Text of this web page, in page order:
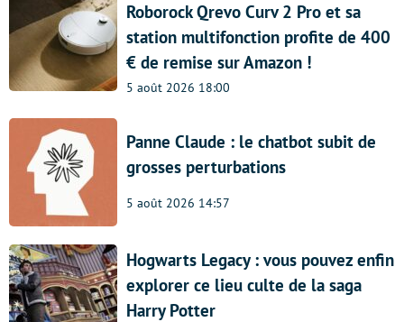
Roborock Qrevo Curv 2 Pro et sa
station multifonction profite de 400
€ de remise sur Amazon !
5 août 2026 18:00
Panne Claude : le chatbot subit de
grosses perturbations
5 août 2026 14:57
Hogwarts Legacy : vous pouvez enfin
explorer ce lieu culte de la saga
Harry Potter